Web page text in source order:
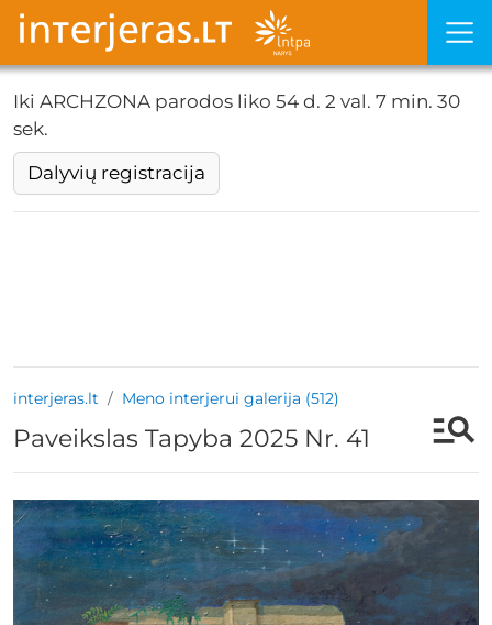
Iki ARCHZONA parodos liko 54 d. 2 val. 7 min. 29
sek.
Dalyvių registracija
interjeras.lt Meno interjerui galerija (512)
Paveikslas Tapyba 2025 Nr. 41